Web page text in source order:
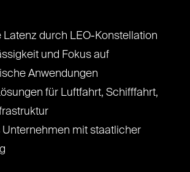
Latenz durch LEO-Konstellation
und Fokus auf
Anwendungen
für Luftfahrt, Schifffahrt,
Unternehmen mit staatlicher